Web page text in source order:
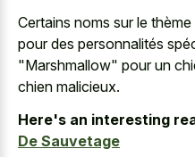
Certains noms sur le
pour des personnalités
"Marshmallow" pour un
chien malicieux.
Here's an interesting
De Sauvetage